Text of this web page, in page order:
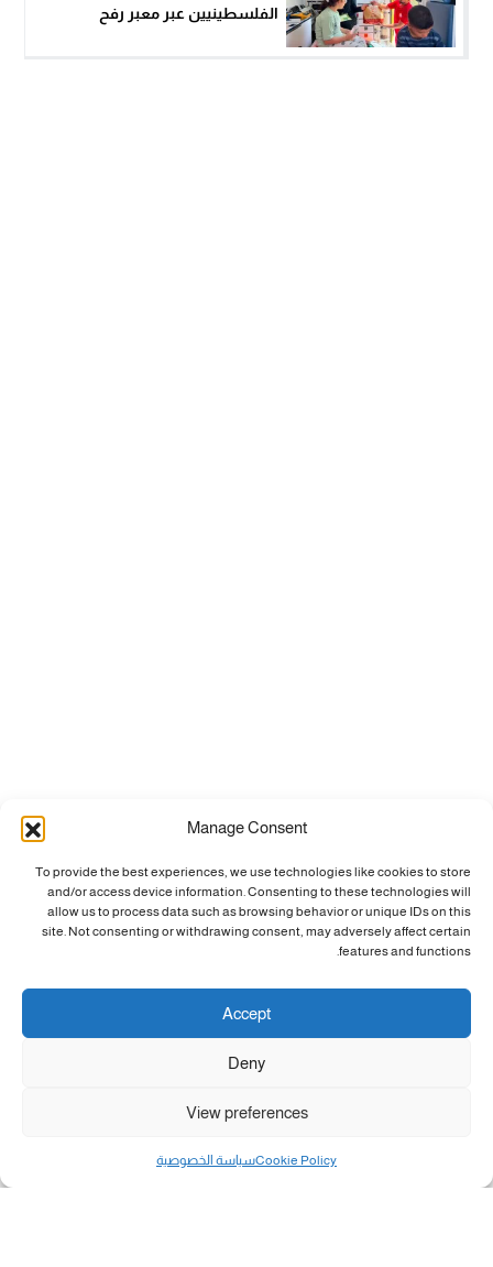
Manage Consent
To provide the best experiences, we use technologies like cookies to store
and/or access device information. Consenting to these technologies will
allow us to process data such as browsing behavior or unique IDs on this
site. Not consenting or withdrawing consent, may adversely affect certain
features and functions.
Accept
Deny
View preferences
Cookie Policyسياسة الخصوصية
الفلسطينيين عبر معبر رفح
مال و أعمال